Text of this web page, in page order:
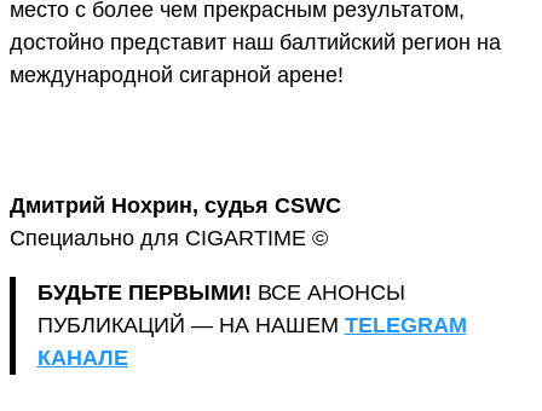
место с более чем прекрасным результатом,
достойно представит наш балтийский регион на
международной сигарной арене!
Дмитрий Нохрин, судья CSWC
Специально для CIGARTIME ©
БУДЬТЕ ПЕРВЫМИ! ВСЕ АНОНСЫ
ПУБЛИКАЦИЙ — НА НАШЕМ TELEGRAM
КАНАЛЕ